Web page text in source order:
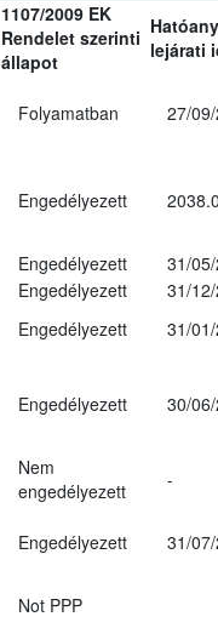
1107/2009 EK
Rendelet szerinti
állapot
lejárati
Folyamatban 27/
Engedélyezett
Engedélyezett
31/
Engedélyezett
31/
Engedélyezett
31/
Engedélyezett 30/
Nem
engedélyezett
-
Engedélyezett 31/
Not PPP